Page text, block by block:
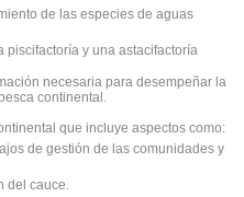
de las especies de aguas
y una astacifactoría
necesaria para desempeñar la
continental.
que incluye aspectos como:
de gestión de las comunidades y
del cauce.